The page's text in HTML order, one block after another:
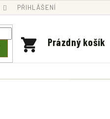
PŘIHLÁŠENÍ
NÁKUPNÍ
Prázdný košík